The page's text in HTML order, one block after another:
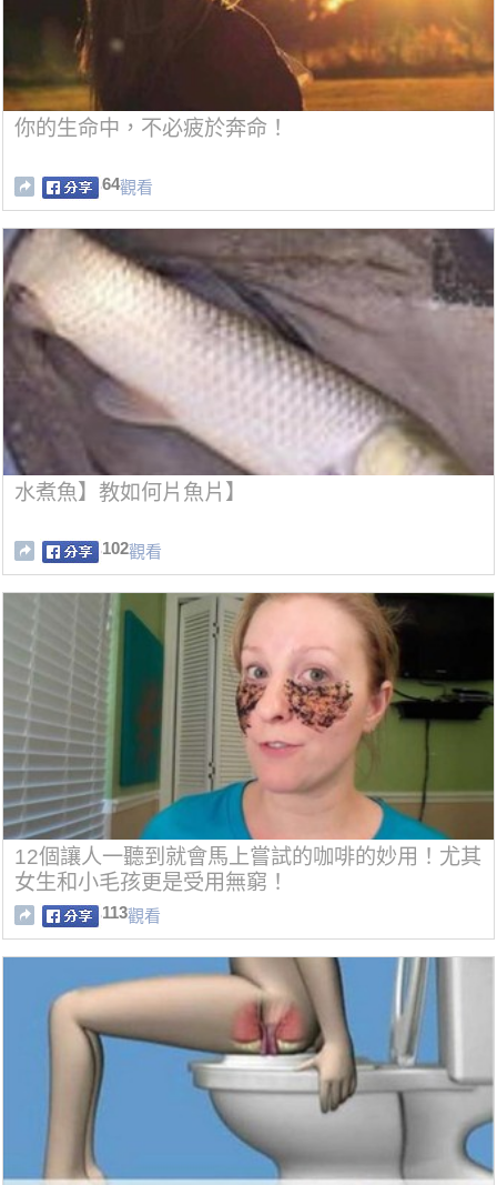
你的生命中，不必疲於奔命！
64觀看
水煮魚】教如何片魚片】
102觀看
12個讓人一聽到就會馬上嘗試的咖啡的妙用！尤其
女生和小毛孩更是受用無窮！
113觀看